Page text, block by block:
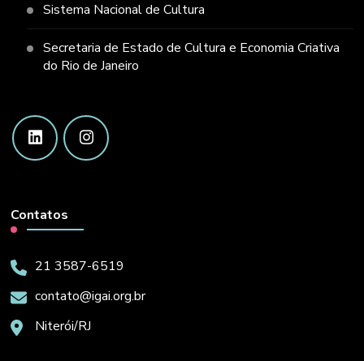
Sistema Nacional de Cultura
Secretaria de Estado de Cultura e Economia Criativa
do Rio de Janeiro
Contatos
21 3587-6519
contato@igai.org.br
Niterói/RJ